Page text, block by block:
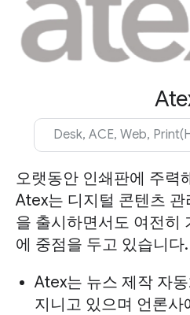
Desk, ACE, Web,
오랫동안 인쇄판에 주력
Atex는 디지털 콘텐츠
을 출시하면서도 여전히
에 중점을 두고 있습니다.
Atex는 뉴스 제작 자
지니고 있으며 언론사